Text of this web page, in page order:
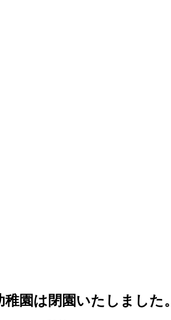
園は閉園いたしました。